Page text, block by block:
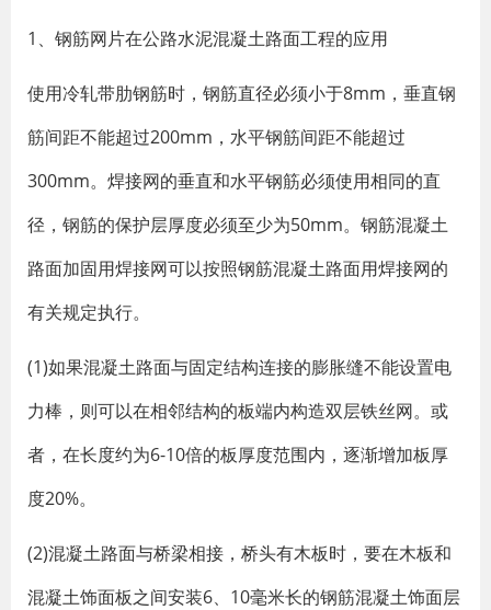
1、钢筋网片在公路水泥混凝土路面工程的应用
使用冷轧带肋钢筋时，钢筋直径必须小于8mm，垂直钢
筋间距不能超过200mm，水平钢筋间距不能超过
300mm。焊接网的垂直和水平钢筋必须使用相同的直
径，钢筋的保护层厚度必须至少为50mm。钢筋混凝土
路面加固用焊接网可以按照钢筋混凝土路面用焊接网的
有关规定执行。
(1)如果混凝土路面与固定结构连接的膨胀缝不能设置电
力棒，则可以在相邻结构的板端内构造双层铁丝网。或
者，在长度约为6-10倍的板厚度范围内，逐渐增加板厚
度20%。
(2)混凝土路面与桥梁相接，桥头有木板时，要在木板和
混凝土饰面板之间安装6、10毫米长的钢筋混凝土饰面层